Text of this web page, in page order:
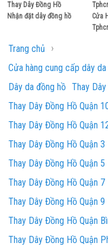
Thay Dây Đồng Hồ
Nhận đặt dây đồng hồ
Cửa
Trang chủ ›
Cửa hàng cung cấp dây
Dây da đồng hồ Thay
Thay Dây Đồng Hồ Quận
Thay Dây Đồng Hồ Quận
Thay Dây Đồng Hồ Quận 3
Thay Dây Đồng Hồ Quận 5
Thay Dây Đồng Hồ Quận 7
Thay Dây Đồng Hồ Quận 9
Thay Dây Đồng Hồ Quận
Thay Dây Đồng Hồ Quận